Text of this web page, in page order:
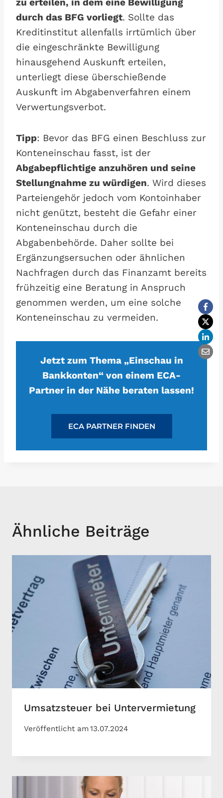
durch das BFG vorliegt. Sollte das
Kreditinstitut allenfalls irrtümlich über
die eingeschränkte Bewilligung
hinausgehend Auskunft erteilen,
unterliegt diese überschießende
Auskunft im Abgabenverfahren einem
Verwertungsverbot.
Tipp: Bevor das BFG einen Beschluss zur
Konteneinschau fasst, ist der
Abgabepflichtige anzuhören und seine
Stellungnahme zu würdigen. Wird dieses
Parteiengehör jedoch vom Kontoinhaber
nicht genützt, besteht die Gefahr einer
Konteneinschau durch die
Abgabenbehörde. Daher sollte bei
Ergänzungsersuchen oder ähnlichen
Nachfragen durch das Finanzamt bereits
frühzeitig eine Beratung in Anspruch
genommen werden, um eine solche
Konteneinschau zu vermeiden.
Jetzt zum Thema „Einschau in
Bankkonten“ von einem ECA-
Partner in der Nähe beraten lassen!
ECA PARTNER FINDEN
Ähnliche Beiträge
Umsatzsteuer bei Untervermietung
Veröffentlicht am13.07.2024